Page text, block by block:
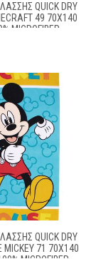
QUICK DRY
49 70X140
MICROFIBER
QUICK DRY
MICKEY 71 70X140